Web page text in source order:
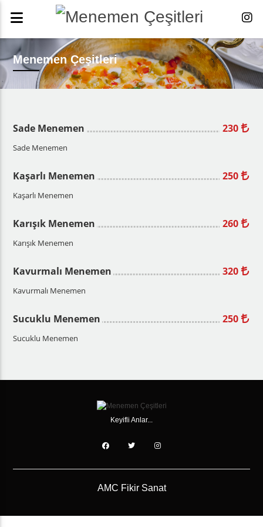
Menemen Çeşitleri
Sade Menemen 230
Sade Menemen
Kaşarlı Menemen 250
Kaşarlı Menemen
Karışık Menemen 260
Karışık Menemen
Kavurmalı Menemen 320
Kavurmalı Menemen
Sucuklu Menemen 250
Sucuklu Menemen
Keyifli Anlar...
AMC Fikir Sanat